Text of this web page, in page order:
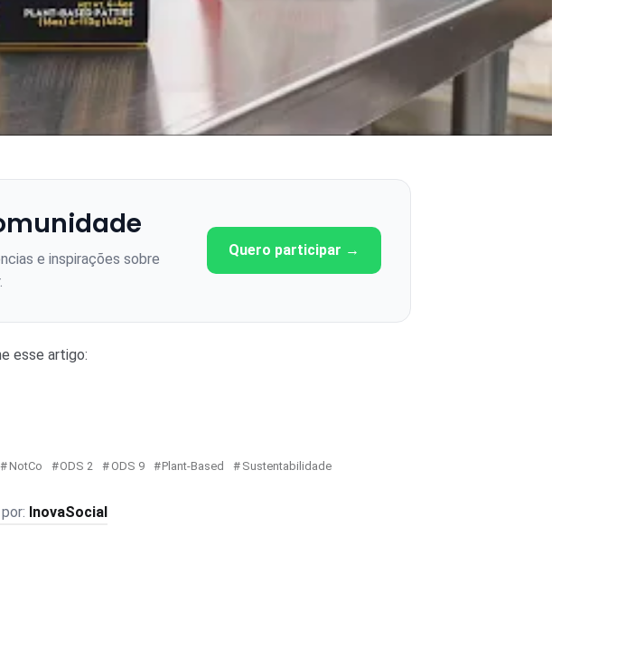
e inspirações sobre
Quero participar →
esse artigo:
NotCo ODS 2 ODS 9 Plant-Based Sustentabilidade
InovaSocial